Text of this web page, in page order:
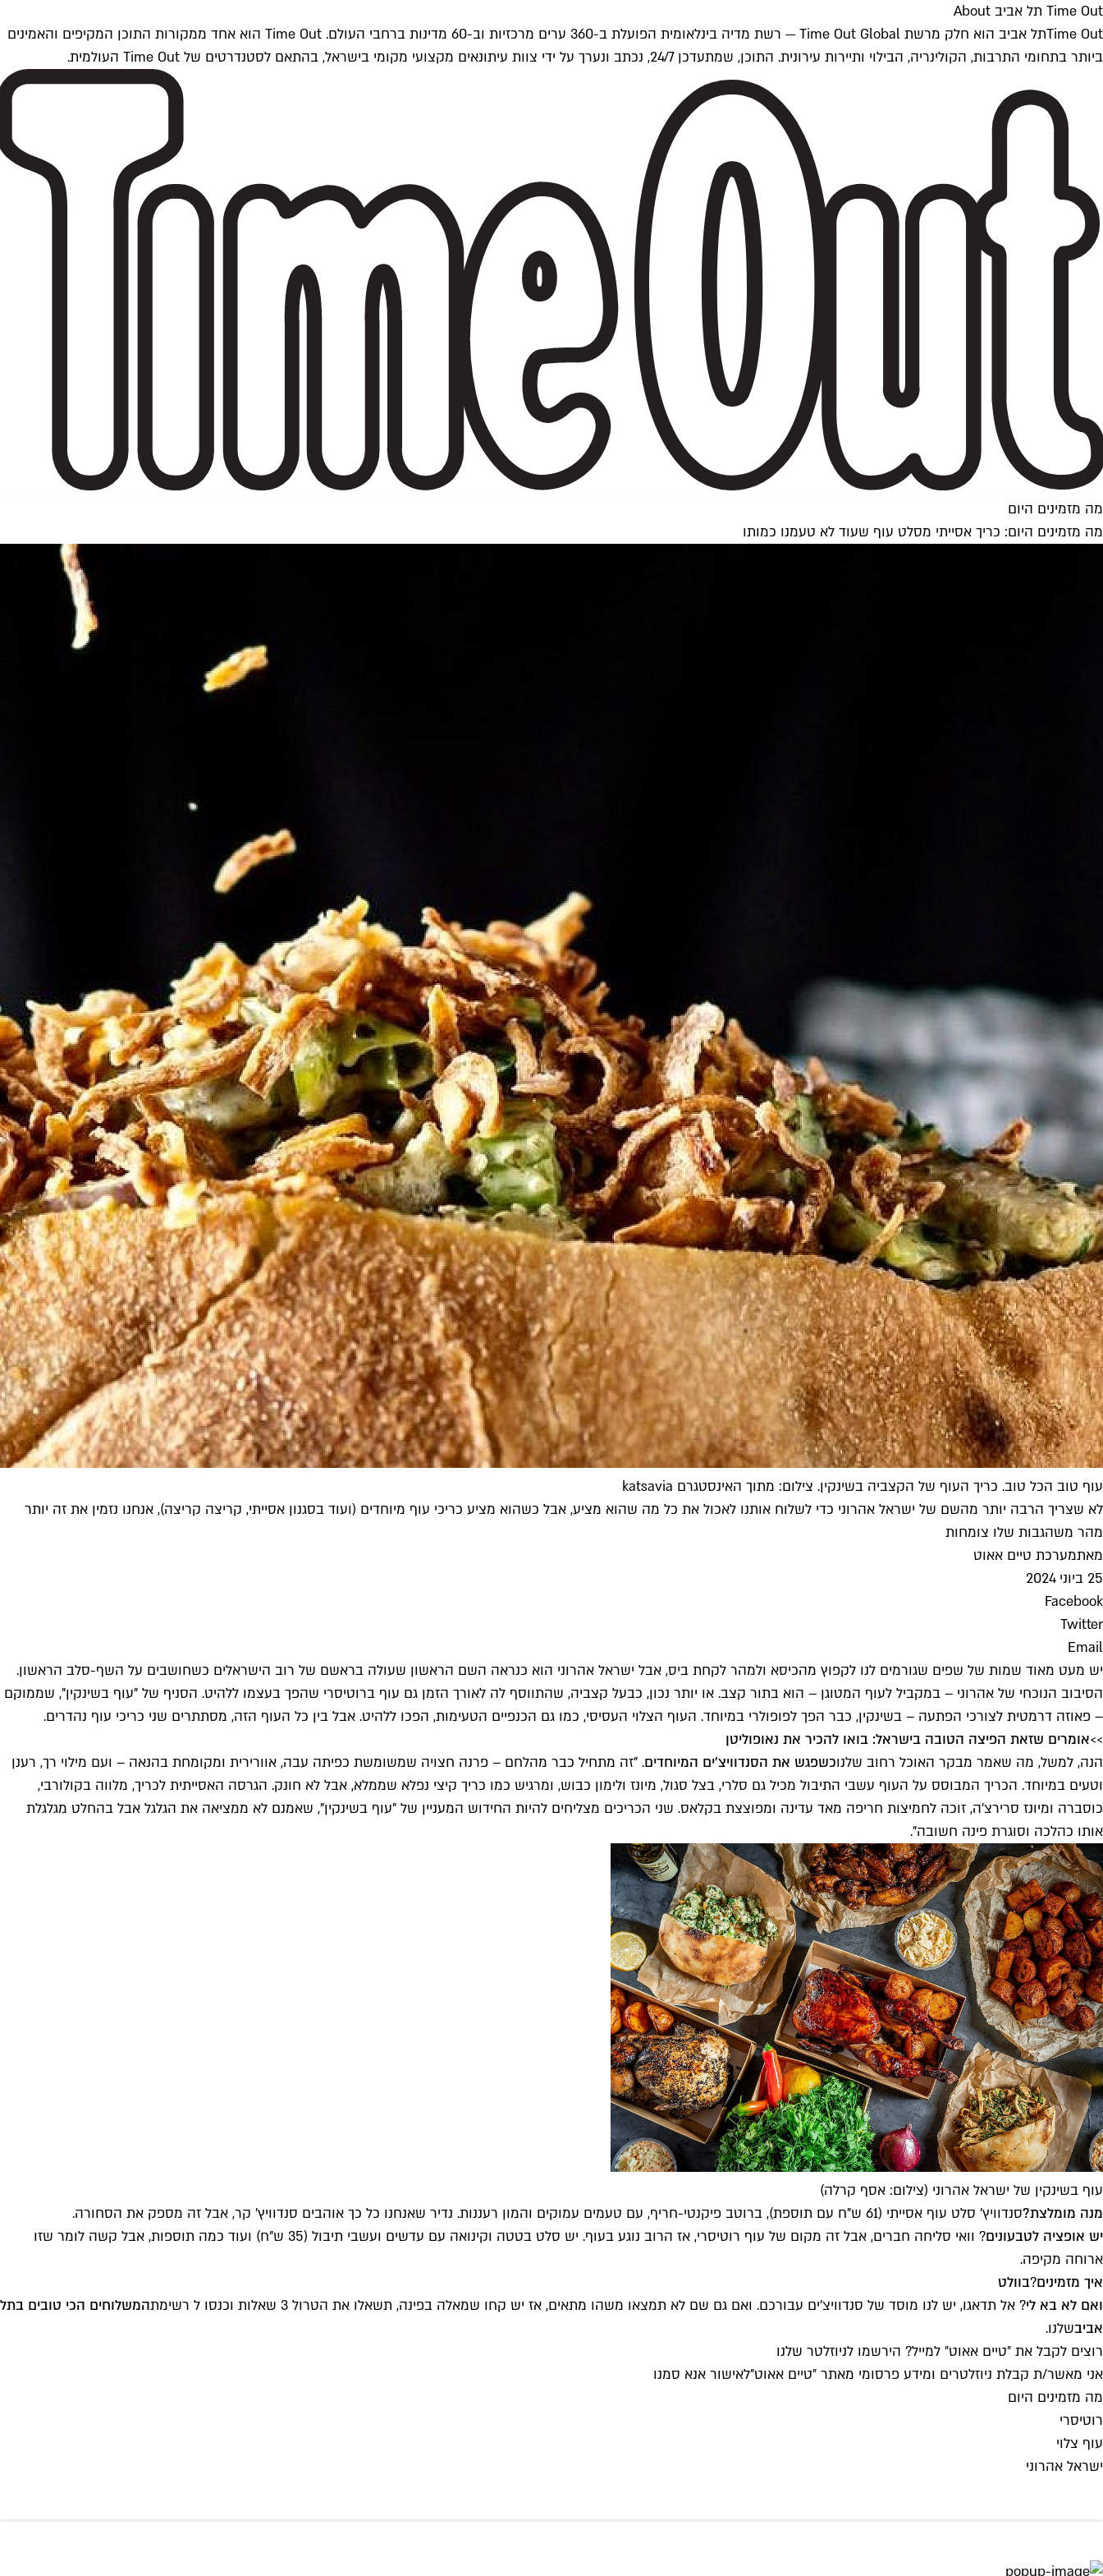
Time Out תל אביב About
Time Outתל אביב הוא חלק מרשת Time Out Global — רשת מדיה בינלאומית הפועלת ב-360 ערים מרכזיות וב-60 מדינות ברחבי העולם. Time Out הוא אחד ממקורות התוכן המקיפים והאמינים
ביותר בתחומי התרבות, הקולינריה, הבילוי ותיירות עירונית. התוכן, שמתעדכן 24/7, נכתב ונערך על ידי צוות עיתונאים מקצועי מקומי בישראל, בהתאם לסטנדרטים של Time Out העולמית.
מה מזמינים היום
מה מזמינים היום: כריך אסייתי מסלט עוף שעוד לא טעמנו כמותו
עוף טוב הכל טוב. כריך העוף של הקצביה בשינקין. צילום: מתוך האינסטגרם katsavia
לא שצריך הרבה יותר מהשם של ישראל אהרוני כדי לשלוח אותנו לאכול את כל מה שהוא מציע, אבל כשהוא מציע כריכי עוף מיוחדים (ועוד בסגנון אסייתי, קריצה קריצה), אנחנו נזמין את זה יותר
מהר משהגבות שלו צומחות
מאתמערכת טיים אאוט
25 ביוני 2024
Facebook
Twitter
Email
יש מעט מאוד שמות של שפים שגורמים לנו לקפוץ מהכיסא ולמהר לקחת ביס, אבל ישראל אהרוני הוא כנראה השם הראשון שעולה בראשם של רוב הישראלים כשחושבים על השף-סלב הראשון.
הסיבוב הנוכחי של אהרוני – במקביל לעוף המטוגן – הוא בתור קצב. או יותר נכון, כבעל קצביה, שהתווסף לה לאורך הזמן גם עוף ברוטיסרי שהפך בעצמו ללהיט. הסניף של "עוף בשינקין", שממוקם
– פאוזה דרמטית לצורכי הפתעה – בשינקין, כבר הפך לפופולרי במיוחד. העוף הצלוי העסיסי, כמו גם הכנפיים הטעימות, הפכו ללהיט. אבל בין כל העוף הזה, מסתתרים שני כריכי עוף נהדרים.
>>אומרים שזאת הפיצה הטובה בישראל: בואו להכיר את נאופוליטן
הנה, למשל, מה שאמר מבקר האוכל רחוב שלנוכשפגש את הסנדוויצ'ים המיוחדים. "זה מתחיל כבר מהלחם – פרנה חצויה שמשומשת כפיתה עבה, אוורירית ומקומחת בהנאה – ועם מילוי רך, רענן
וטעים במיוחד. הכריך המבוסס על העוף עשבי התיבול מכיל גם סלרי, בצל סגול, מיונז ולימון כבוש, ומרגיש כמו כריך קיצי נפלא שממלא, אבל לא חונק. הגרסה האסייתית לכריך, מלווה בקולורבי,
כוסברה ומיונז סרירצ׳ה, זוכה לחמיצות חריפה מאד עדינה ומפוצצת בקלאס. שני הכריכים מצליחים להיות החידוש המעניין של "עוף בשינקין", שאמנם לא ממציאה את הגלגל אבל בהחלט מגלגלת
אותו כהלכה וסוגרת פינה חשובה".
עוף בשינקין של ישראל אהרוני (צילום: אסף קרלה)
מנה מומלצת?סנדוויץ' סלט עוף אסייתי (61 ש"ח עם תוספת), ברוטב פיקנטי-חריף, עם טעמים עמוקים והמון רעננות. נדיר שאנחנו כל כך אוהבים סנדוויץ' קר, אבל זה מספק את הסחורה.
יש אופציה לטבעונים
? וואי סליחה חברים, אבל זה מקום של עוף רוטיסרי, אז הרוב נוגע בעוף. יש סלט בטטה וקינואה עם עדשים ועשבי תיבול (35 ש"ח) ועוד כמה תוספות, אבל קשה לומר שזו
ארוחה מקיפה.
איך מזמינים?בוולט
ואם לא בא לי? אל תדאגו, יש לנו מוסד של סנדוויצ'ים עבורכם. ואם גם שם לא תמצאו משהו מתאים, אז יש קחו שמאלה בפינה, תשאלו את הטרול 3 שאלות וכנסו ל רשימת
המשלוחים הכי טובים בתל
אביבשלנו.
רוצים לקבל את ״טיים אאוט״ למייל? הירשמו לניוזלטר שלנו
אני מאשר/ת קבלת ניוזלטרים ומידע פרסומי מאתר ״טיים אאוט״לאישור אנא סמנו
מה מזמינים היום
רוטיסרי
עוף צלוי
ישראל אהרוני